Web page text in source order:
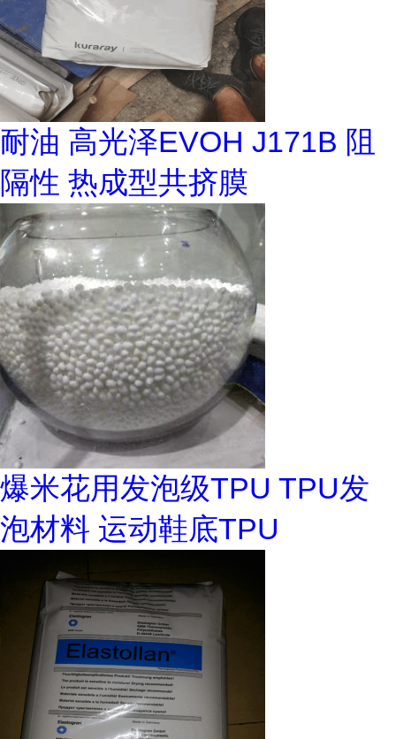
耐油 高光泽EVOH J171B 阻
隔性 热成型共挤膜
爆米花用发泡级TPU TPU发
泡材料 运动鞋底TPU